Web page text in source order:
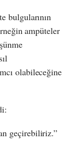
bulgularının
ampüteler
olabileceğine
geçirebiliriz.”